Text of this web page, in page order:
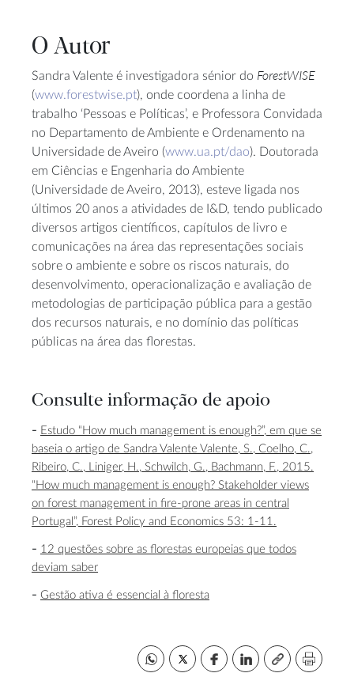
O Autor
Sandra Valente é investigadora sénior do ForestWISE
(www.forestwise.pt), onde coordena a linha de
trabalho ‘Pessoas e Políticas’, e Professora Convidada
no Departamento de Ambiente e Ordenamento na
Universidade de Aveiro (www.ua.pt/dao). Doutorada
em Ciências e Engenharia do Ambiente
(Universidade de Aveiro, 2013), esteve ligada nos
últimos 20 anos a atividades de I&D, tendo publicado
diversos artigos científicos, capítulos de livro e
comunicações na área das representações sociais
sobre o ambiente e sobre os riscos naturais, do
desenvolvimento, operacionalização e avaliação de
metodologias de participação pública para a gestão
dos recursos naturais, e no domínio das políticas
públicas na área das florestas.
Consulte informação de apoio
Estudo “How much management is enough?”, em que se
baseia o artigo de Sandra Valente Valente, S., Coelho, C.,
Ribeiro, C., Liniger, H., Schwilch, G., Bachmann, F., 2015.
“How much management is enough? Stakeholder views
on forest management in fire-prone areas in central
Portugal”, Forest Policy and Economics 53: 1-11.
12 questões sobre as florestas europeias que todos
deviam saber
Gestão ativa é essencial à floresta